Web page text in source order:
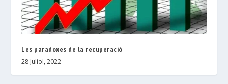
Les paradoxes de la recuperació
28 Juliol, 2022